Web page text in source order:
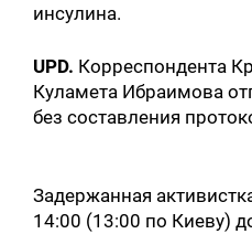
инсулина.
UPD. Корреспондента
Куламета Ибраимова
без составления
Задержанная
14:00 (13:00 по Киеву)